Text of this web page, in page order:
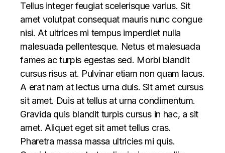
Tellus integer feugiat scelerisque varius. Sit
amet volutpat consequat mauris nunc congue
nisi. At ultrices mi tempus imperdiet nulla
malesuada pellentesque. Netus et malesuada
fames ac turpis egestas sed. Morbi blandit
cursus risus at. Pulvinar etiam non quam lacus.
A erat nam at lectus urna duis. Sit amet cursus
sit amet. Duis at tellus at urna condimentum.
Gravida quis blandit turpis cursus in hac, a sit
amet. Aliquet eget sit amet tellus cras.
Pharetra massa massa ultricies mi quis.